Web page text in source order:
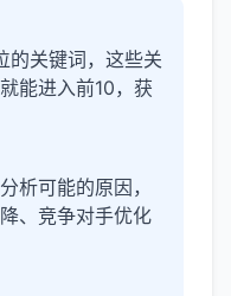
的关键词，这些关
能进入前10，获
析可能的原因，
、竞争对手优化